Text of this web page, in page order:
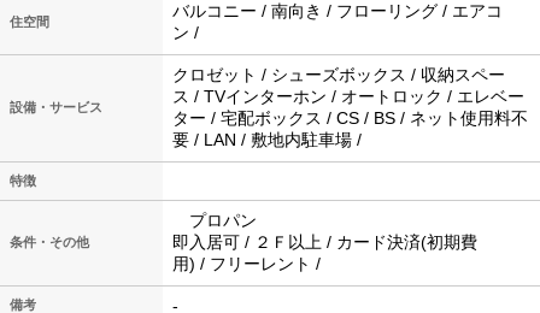
住空間
バルコニー / 南向き / フローリング / エアコ
ン /
設備・サービス
クロゼット / シューズボックス / 収納スペー
ス / TVインターホン / オートロック / エレベー
ター / 宅配ボックス / CS / BS / ネット使用料不
要 / LAN / 敷地内駐車場 /
特徴
条件・その他
プロパン
即入居可 / ２Ｆ以上 / カード決済(初期費
用) / フリーレント /
備考 -